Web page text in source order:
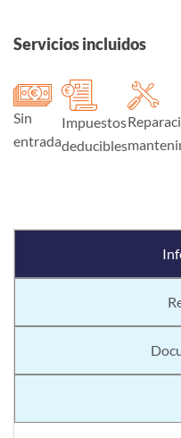
Servicios incluidos
Sin
entrada
Impuestos
deducibles